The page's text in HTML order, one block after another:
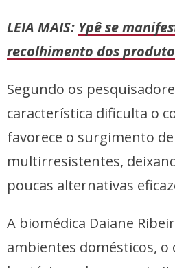
LEIA MAIS: Ypê se
recolhimento dos
Segundo os
característica dificulta o
favorece o surgimento de
multirresistentes,
poucas alternativas
A biomédica Daiane
ambientes domésticos, o